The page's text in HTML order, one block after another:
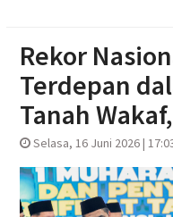
Rekor
Terdepan
Tanah
Selasa, 16 Juni 2026 |